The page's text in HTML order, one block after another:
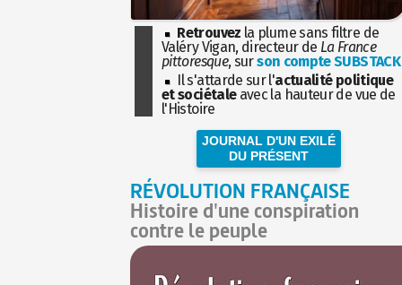
Retrouvez la plume sans filtre de
Valéry Vigan, directeur de La France
pittoresque, surson compte SUBSTACK
Il s'attarde sur l'actualité politique
et sociétaleavec la hauteur de vue de
l'Histoire
JOURNAL D'UN EXILÉ
DU PRÉSENT
RÉVOLUTION FRANÇAISE
Histoire d'une conspiration
contre le peuple